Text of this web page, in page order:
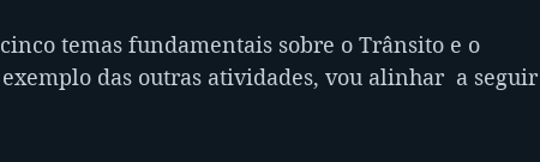
temas fundamentais sobre o Trânsito e o
das outras atividades, vou alinhar  a seguir